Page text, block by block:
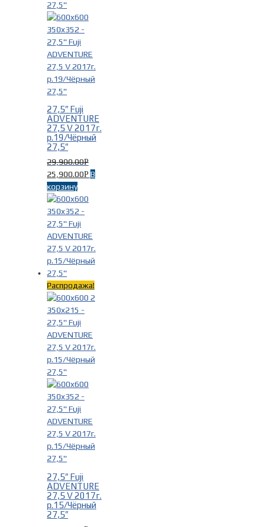
Fuji На рост 145-155 см
Fuji На рост 155-163 см
Fuji На рост 160-170 см
Fuji На рост 168-178 см
Fuji На рост 185-196 см
Женские
Мужские
Материал рамы
Алюминий
Белый
Бирюзовый(4)
Голубой(3)
27,5″ Fuji
ADVENTURE
27,5 V 2017г.
р.19/Чёрный
27,5″
29,900.00Р
25,900.00Р В
корзину
Распродажа!
27,5″ Fuji
ADVENTURE
27,5 V 2017г.
р.15/Чёрный
27,5″